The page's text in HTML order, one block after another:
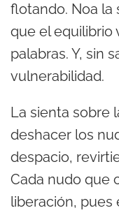
flotando. Noa la
que el equilibrio
palabras. Y, sin
vulnerabilidad.
La sienta sobre
deshacer los
despacio,
Cada nudo que
liberación, pues